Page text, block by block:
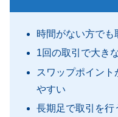
時間がない方でも
1回の取引で大き
スワップポイン
やすい
長期足で取引を行